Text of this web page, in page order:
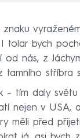
I tolar bych
nás, z
stříbra
– tím daly
nejen v USA,
měli před